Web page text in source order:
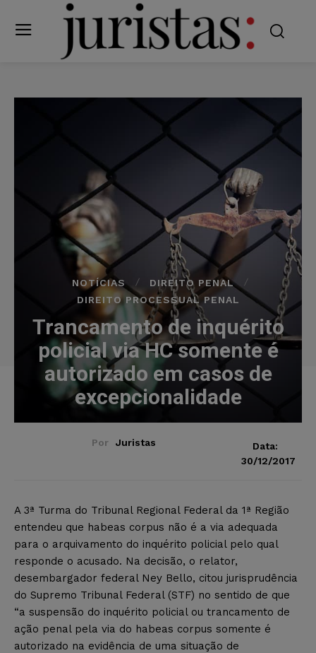
NOTÍCIAS
DIREITO PENAL
DIREITO PROCESSUAL PENAL
Trancamento de inquérito
policial via HC somente é
autorizado em casos de
excepcionalidade
Por Juristas
Data:
30/12/2017
A 3ª Turma do Tribunal Regional Federal da 1ª Região
entendeu que habeas corpus não é a via adequada
para o arquivamento do inquérito policial pelo qual
responde o acusado. Na decisão, o relator,
desembargador federal Ney Bello, citou jurisprudência
do Supremo Tribunal Federal (STF) no sentido de que
“a suspensão do inquérito policial ou trancamento de
ação penal pela via do habeas corpus somente é
autorizado na evidência de uma situação de